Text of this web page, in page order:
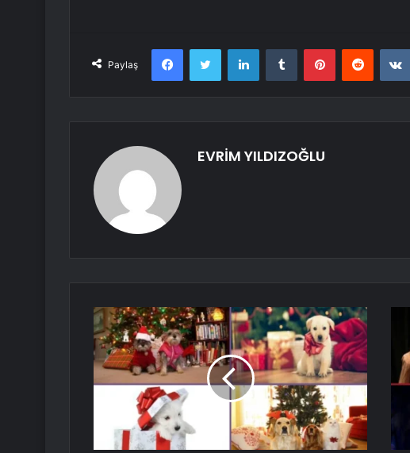
Paylaş
FacebookTwitter LinkedInTumblr PinterestReddit
EVRİM YILDIZOĞLU